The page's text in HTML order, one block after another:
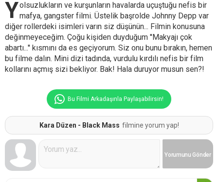
Yolsuzlukların ve kurşunların havalarda uçuştuğu nefis bir
mafya, gangster filmi. Üstelik başrolde Johnny Depp var
diğer rollerdeki isimleri varın siz düşünün... Filmin konusuna
değinmeyeceğim. Çoğu kişiden duyduğum ''Makyajı çok
abartı...'' kısmını da es geçiyorum. Siz onu bunu bırakın, hemen
bu filme dalın. Mini dizi tadında, vurdulu kırdılı nefis bir film
kollarını açmış sizi bekliyor. Bak! Hala duruyor musun sen?!
Bu Filmi Arkadaşınla Paylaşabilirsin!
Kara Düzen - Black Mass filmine yorum yap!
Yorumunu Gönder